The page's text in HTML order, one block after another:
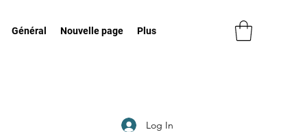
Général Nouvelle page Plus
Log In